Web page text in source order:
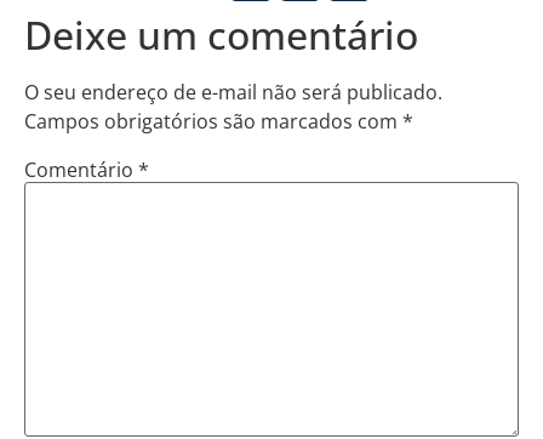
Deixe um comentário
O seu endereço de e-mail não será publicado.
Campos obrigatórios são marcados com *
Comentário *